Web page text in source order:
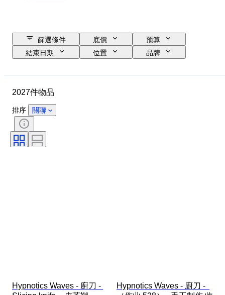
篩選條件 底價
预算
結束日期
位置
品牌
簽名
時代
藝術家
型號
2027件物品
排序 關聯
Hypnotics Waves - 廚刀 -
Hypnotics Waves - 廚刀 -